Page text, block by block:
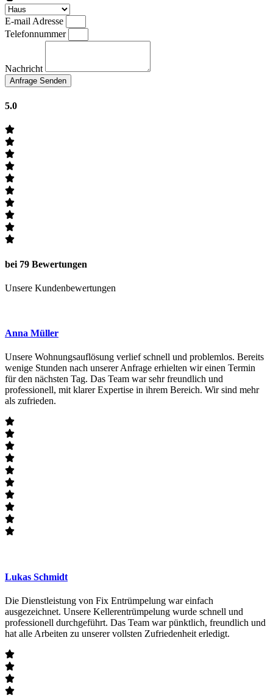
E-mail Adresse
Telefonnummer
Nachricht
Anfrage Senden
5.0
bei 79 Bewertungen
Unsere Kundenbewertungen
Anna Müller
Unsere Wohnungsauflösung verlief schnell und problemlos. Bereits
wenige Stunden nach unserer Anfrage erhielten wir einen Termin
für den nächsten Tag. Das Team war sehr freundlich und
professionell, mit klarer Expertise in ihrem Bereich. Wir sind mehr
als zufrieden.
Lukas Schmidt
Die Dienstleistung von Fix Entrümpelung war einfach
ausgezeichnet. Unsere Kellerentrümpelung wurde schnell und
professionell durchgeführt. Das Team war pünktlich, freundlich und
hat alle Arbeiten zu unserer vollsten Zufriedenheit erledigt.